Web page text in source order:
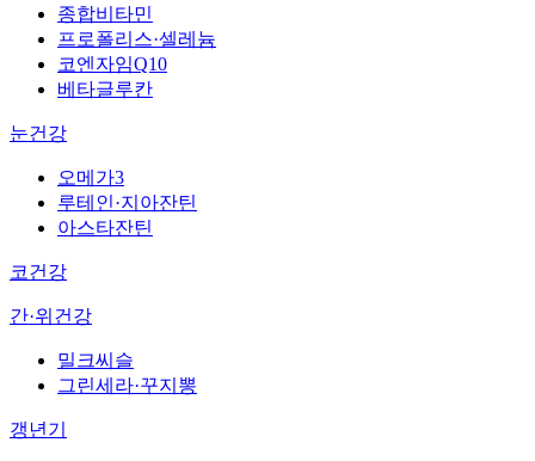
종합비타민
프로폴리스·셀레늄
코엔자임Q10
베타글루칸
눈건강
오메가3
루테인·지아잔틴
아스타잔틴
코건강
간·위건강
밀크씨슬
그린세라·꾸지뽕
갱년기